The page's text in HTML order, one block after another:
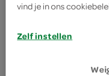
sterkte: 9/12
vind je in ons
Zelf instellen